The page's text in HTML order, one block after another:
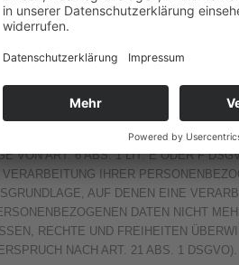
Einwilligung möglich. Sie
in
VON ART. 6 ABS. 1 LIT. E ODER F
IHRER
AUF DENEN EINE
DATEN NICHT
RECHTE UND FREIHEITEN
NACH ART. 21 ABS. 1 DSGVO).